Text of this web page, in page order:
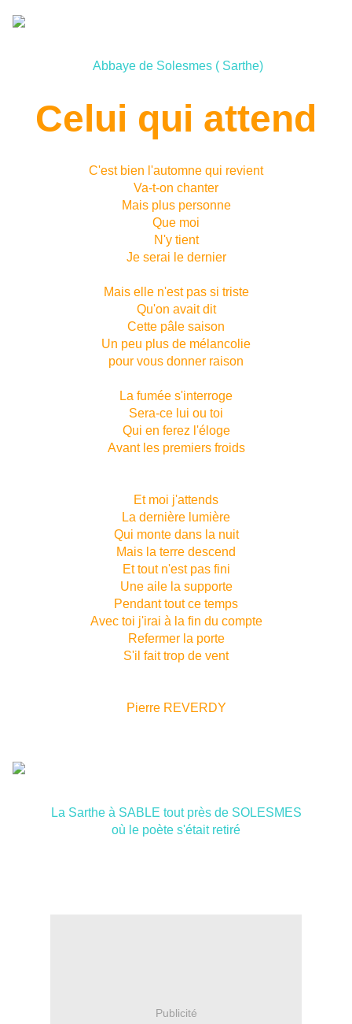
Abbaye de Solesmes ( Sarthe)
Celui qui attend
C'est bien l'automne qui revient
Va-t-on chanter
Mais plus personne
Que moi
N'y tient
Je serai le dernier
Mais elle n'est pas si triste
Qu'on avait dit
Cette pâle saison
Un peu plus de mélancolie
pour vous donner raison
La fumée s'interroge
Sera-ce lui ou toi
Qui en ferez l'éloge
Avant les premiers froids
Et moi j'attends
La dernière lumière
Qui monte dans la nuit
Mais la terre descend
Et tout n'est pas fini
Une aile la supporte
Pendant tout ce temps
Avec toi j'irai à la fin du compte
Refermer la porte
S'il fait trop de vent
Pierre REVERDY
La Sarthe à SABLE tout près de SOLESMES
où le poète s'était retiré
Publicité